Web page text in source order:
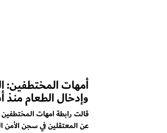
أمهات المختطفين:
وإدخال الطعام
قالت رابطة امهات المختطفين
عن المعتقلين في سجن